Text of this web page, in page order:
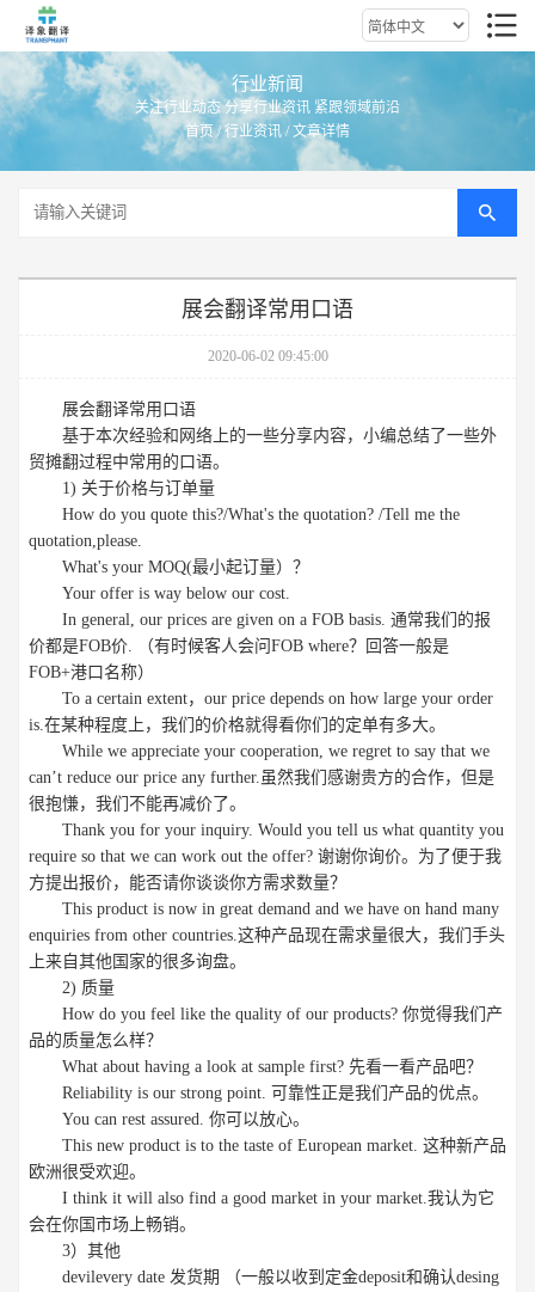
行业新闻
关注行业动态 分享行业资讯 紧跟领域前沿
首页/行业资讯 / 文章详情
展会翻译常用口语
2020-06-02 09:45:00
展会翻译常用口语
基于本次经验和网络上的一些分享内容，小编总结了一些外
贸摊翻过程中常用的口语。
1) 关于价格与订单量
How do you quote this?/What's the quotation? /Tell me the
quotation,please.
What's your MOQ(最小起订量）？
Your offer is way below our cost.
In general, our prices are given on a FOB basis. 通常我们的报
价都是FOB价. （有时候客人会问FOB where？回答一般是
FOB+港口名称）
To a certain extent，our price depends on how large your order
is.在某种程度上，我们的价格就得看你们的定单有多大。
While we appreciate your cooperation, we regret to say that we
can’t reduce our price any further.虽然我们感谢贵方的合作，但是
很抱慊，我们不能再减价了。
Thank you for your inquiry. Would you tell us what quantity you
require so that we can work out the offer? 谢谢你询价。为了便于我
方提出报价，能否请你谈谈你方需求数量？
This product is now in great demand and we have on hand many
enquiries from other countries.这种产品现在需求量很大，我们手头
上来自其他国家的很多询盘。
2) 质量
How do you feel like the quality of our products? 你觉得我们产
品的质量怎么样？
What about having a look at sample first? 先看一看产品吧？
Reliability is our strong point. 可靠性正是我们产品的优点。
You can rest assured. 你可以放心。
This new product is to the taste of European market. 这种新产品
欧洲很受欢迎。
I think it will also find a good market in your market.我认为它
会在你国市场上畅销。
3）其他
devilevery date 发货期 （一般以收到定金deposit和确认desing